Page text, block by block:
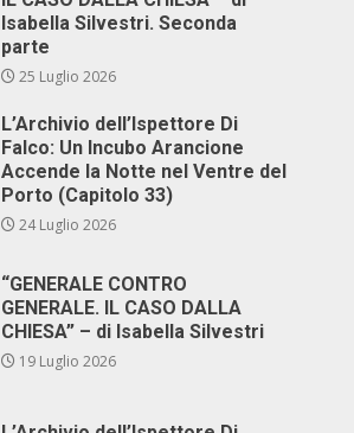
Isabella Silvestri. Seconda
parte
25 Luglio 2026
L’Archivio dell’Ispettore Di
Falco: Un Incubo Arancione
Accende la Notte nel Ventre del
Porto (Capitolo 33)
24 Luglio 2026
“GENERALE CONTRO
GENERALE. IL CASO DALLA
CHIESA” – di Isabella Silvestri
19 Luglio 2026